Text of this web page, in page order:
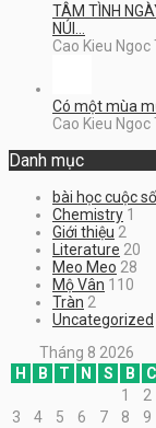
TÂM TÌNH
NÚI…
Cao Kieu Ngoc
Có một mùa
Cao Kieu Ngoc
Danh mục
bài học cuộc
Chemistry 1
Giới thiệu 2
Literature 20
Meo Meo 28
Mộ Vân 110
Tràn 2
Uncategorized
Tháng 8 2026
H
B T N S B
C
1
2
3
4 5 6 7 8
9